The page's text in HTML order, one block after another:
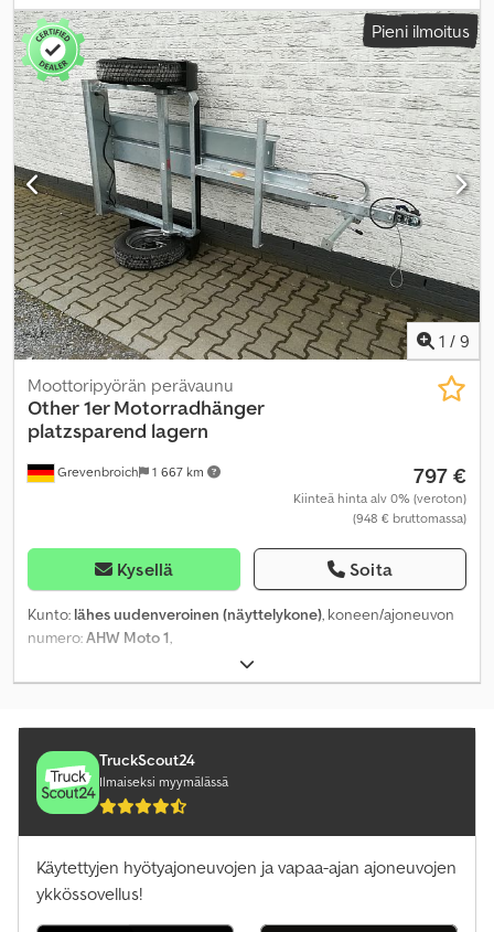
Pieni ilmoitus
1 / 9
Grevenbroich 1 667 km
Moottoripyörän perävaunu
Other1er Motorradhänger
platzsparend lagern
797 €
Kiinteä hinta alv 0% (veroton)
(948 € bruttomassa)
Kysellä Soita
Kunto: lähes uudenveroinen (näyttelykone), koneen/ajoneuvon
numero:AHW Moto 1,
TruckScout24
Ilmaiseksi myymälässä
Käytettyjen hyötyajoneuvojen ja vapaa-ajan ajoneuvojen
ykkössovellus!